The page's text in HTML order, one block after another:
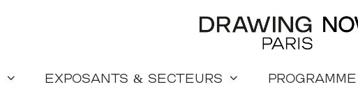
Exposants & secteurs Programme